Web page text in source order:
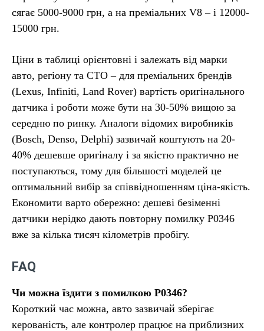
сягає 5000-9000 грн, а на преміальних V8 – і 12000-
15000 грн.
Ціни в таблиці орієнтовні і залежать від марки
авто, регіону та СТО – для преміальних брендів
(Lexus, Infiniti, Land Rover) вартість оригінального
датчика і роботи може бути на 30-50% вищою за
середню по ринку. Аналоги відомих виробників
(Bosch, Denso, Delphi) зазвичай коштують на 20-
40% дешевше оригіналу і за якістю практично не
поступаються, тому для більшості моделей це
оптимальний вибір за співвідношенням ціна-якість.
Економити варто обережно: дешеві безіменні
датчики нерідко дають повторну помилку P0346
вже за кілька тисяч кілометрів пробігу.
FAQ
Чи можна їздити з помилкою P0346?
Короткий час можна, авто зазвичай зберігає
керованість, але контролер працює на приблизних